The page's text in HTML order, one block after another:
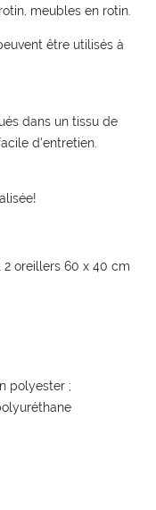
meubles en rotin.
être utilisés à
dans un tissu de
d'entretien.
2 oreillers 60 x 40 cm
polyester ;